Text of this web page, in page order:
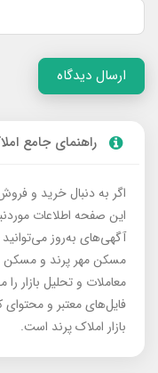
ارسال دیدگاه
راهنمای جامع
اگر به دنبال خرید و
این صفحه اطلاعات
آگهی‌های به‌روز
مسکن مهر پرند و مسکن
معاملات و تحلیل بازار
فایل‌های معتبر و محتوای
بازار املاک پرند است.